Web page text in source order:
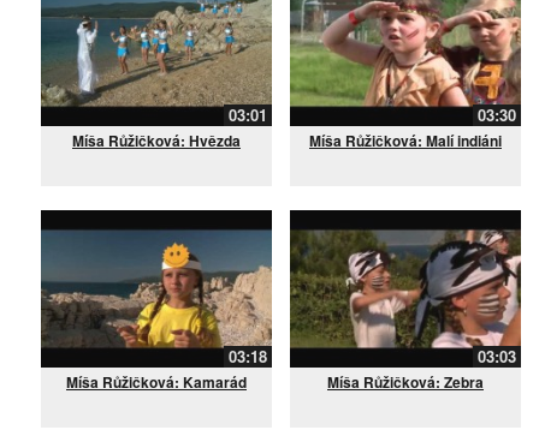
03:01
Míša Růžičková: Hvězda
03:30
Míša Růžičková: Malí indiáni
03:18
Míša Růžičková: Kamarád
03:03
Míša Růžičková: Zebra